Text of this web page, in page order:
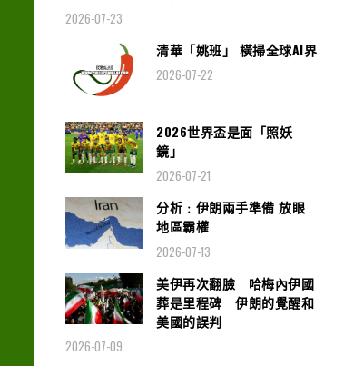
2026-07-23
清華「姚班」 橫掃全球AI界
2026-07-22
2026世界盃是面「照妖
鏡」
2026-07-21
分析﹕伊朗兩手準備 放眼
地區霸權
2026-07-13
美伊再次翻臉 哈梅內伊國
葬是里程碑 伊朗的覺醒和
美國的誤判
2026-07-09